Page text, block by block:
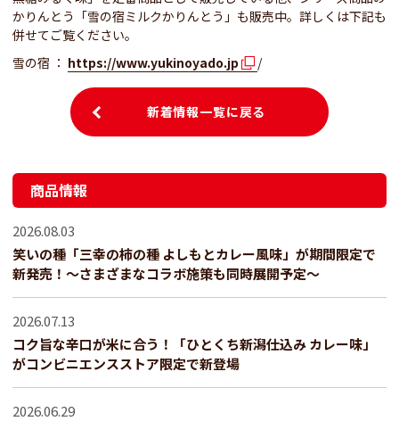
かりんとう「雪の宿ミルクかりんとう」も販売中。詳しくは下記も
併せてご覧ください。
雪の宿 ： https://www.yukinoyado.jp /
新着情報一覧に戻る
商品情報
2026.08.03
笑いの種「三幸の柿の種 よしもとカレー風味」が期間限定で
新発売！～さまざまなコラボ施策も同時展開予定～
2026.07.13
コク旨な辛口が米に合う！「ひとくち新潟仕込み カレー味」
がコンビニエンスストア限定で新登場
2026.06.29